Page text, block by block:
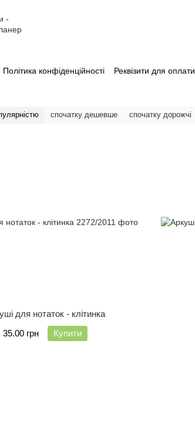
Політика конфіденційності Реквізити для оплати
спочатку дешевше спочатку дорожчі
для нотаток - клітинка
35.00 грн
Купити